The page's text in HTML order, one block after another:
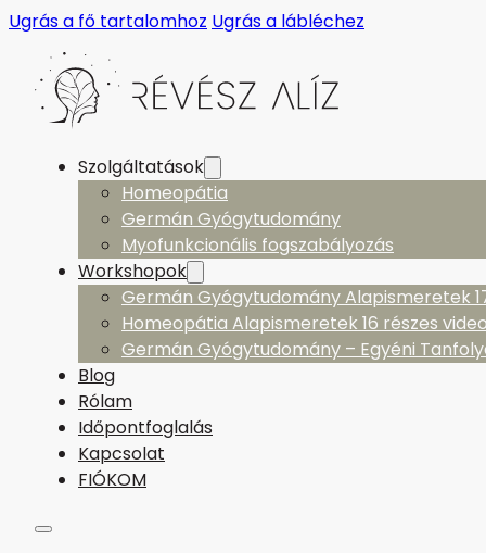
Ugrás a fő tartalomhoz Ugrás a lábléchez
Szolgáltatások
Homeopátia
Germán Gyógytudomány
Myofunkcionális fogszabályozás
Workshopok
Germán Gyógytudomány Alapismeretek
Homeopátia Alapismeretek 16 részes
Germán Gyógytudomány – Egyéni
Blog
Rólam
Időpontfoglalás
Kapcsolat
FIÓKOM